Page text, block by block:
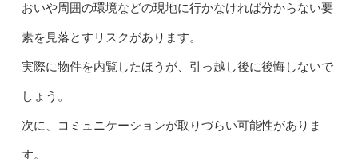
おいや周囲の環境などの現地に行かなければ分からない要
素を見落とすリスクがあります。
実際に物件を内覧したほうが、引っ越し後に後悔しないで
しょう。
次に、コミュニケーションが取りづらい可能性がありま
す。